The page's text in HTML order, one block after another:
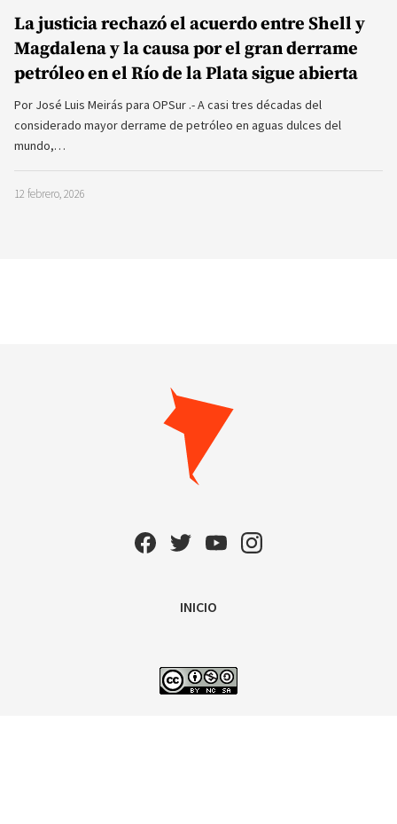
La justicia rechazó el acuerdo entre Shell y
Magdalena y la causa por el gran derrame
petróleo en el Río de la Plata sigue abierta
Por José Luis Meirás para OPSur .- A casi tres décadas del
considerado mayor derrame de petróleo en aguas dulces del
mundo,…
12 febrero, 2026
INICIO